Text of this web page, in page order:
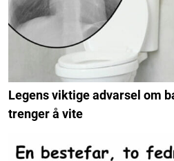
Legens viktige advarsel om
trenger å vite